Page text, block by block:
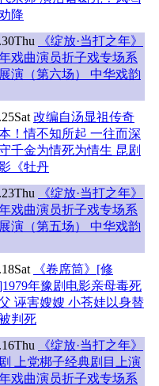
降
Thu
《绽放·当打之年》
戏曲演员折子戏专场系
演（第六场） 中华戏韵
Sat 改编自汤显祖传奇
！情不知所起 一往而深
千金为情死为情生 昆剧
《牡丹
Thu
《绽放·当打之年》
戏曲演员折子戏专场系
演（第五场） 中华戏韵
Sat
《卷席筒》[修
年豫剧电影亲母毒死
诬害嫂嫂 小苍娃以身替
判死
Thu
《绽放·当打之年》
上党梆子经典剧目上演
戏曲演员折子戏专场系